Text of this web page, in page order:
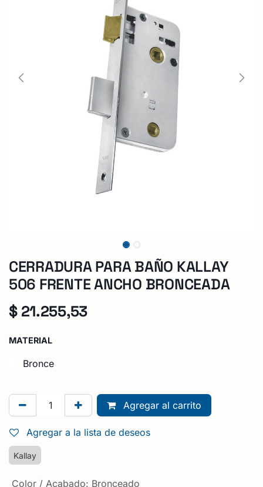
CERRADURA PARA BAÑO KALLAY
506 FRENTE ANCHO BRONCEADA
$ 21.255,53
MATERIAL
Bronce
Agregar al carrito
Agregar a la lista de deseos
Kallay
Color / Acabado: Bronceado